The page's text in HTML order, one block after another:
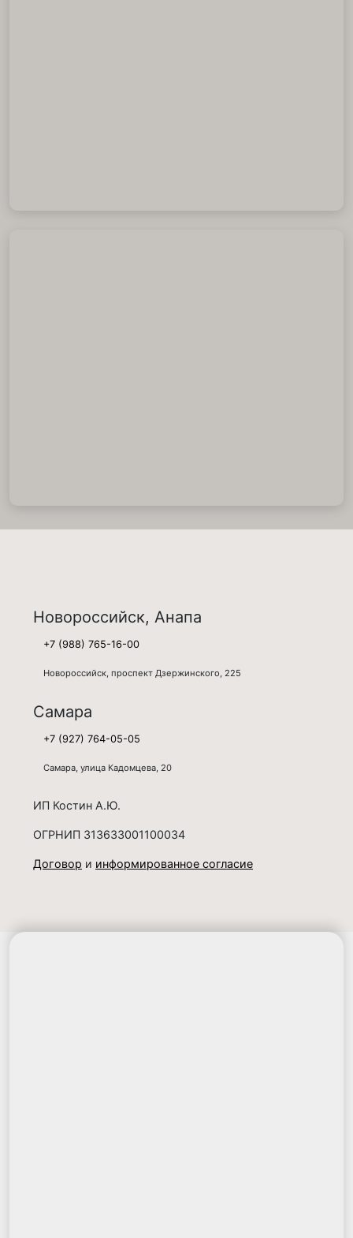
Новороссийск, Анапа
+7 (988) 765-16-00
Новороссийск, проспект Дзержинского, 225
Самара
+7 (927) 764-05-05
Самара, улица Кадомцева, 20
ИП Костин А.Ю.
ОГРНИП 313633001100034
Договор и информированное согласие